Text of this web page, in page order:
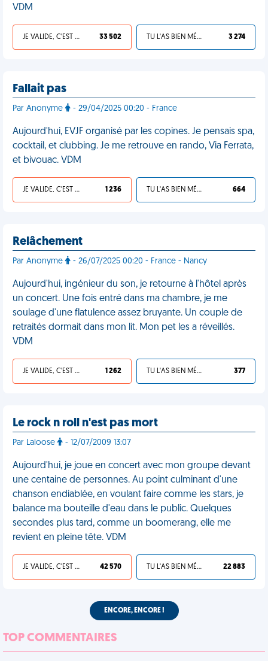
VDM
JE VALIDE, C'EST UNE VDM 33 502 TU L'AS BIEN MÉRITÉ 3 274
Fallait pas
Par Anonyme - 29/04/2025 00:20 - France
Aujourd'hui, EVJF organisé par les copines. Je pensais spa,
cocktail, et clubbing. Je me retrouve en rando, Via Ferrata,
et bivouac. VDM
JE VALIDE, C'EST UNE VDM 1 236 TU L'AS BIEN MÉRITÉ 664
Relâchement
Par Anonyme - 26/07/2025 00:20 - France - Nancy
Aujourd'hui, ingénieur du son, je retourne à l'hôtel après
un concert. Une fois entré dans ma chambre, je me
soulage d'une flatulence assez bruyante. Un couple de
retraités dormait dans mon lit. Mon pet les a réveillés.
VDM
JE VALIDE, C'EST UNE VDM 1 262 TU L'AS BIEN MÉRITÉ 377
Le rock n roll n'est pas mort
Par Laloose - 12/07/2009 13:07
Aujourd'hui, je joue en concert avec mon groupe devant
une centaine de personnes. Au point culminant d'une
chanson endiablée, en voulant faire comme les stars, je
balance ma bouteille d'eau dans le public. Quelques
secondes plus tard, comme un boomerang, elle me
revient en pleine tête. VDM
JE VALIDE, C'EST UNE VDM 42 570 TU L'AS BIEN MÉRITÉ 22 883
ENCORE, ENCORE !
TOP COMMENTAIRES